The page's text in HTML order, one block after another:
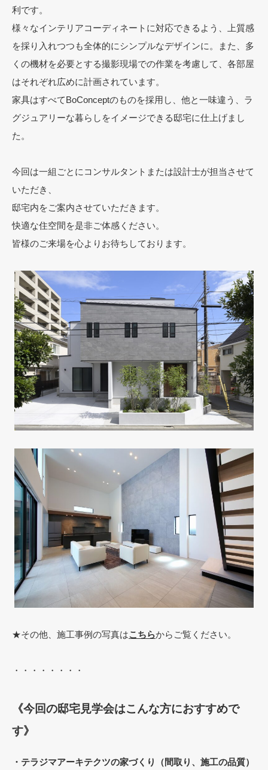
利です。
様々なインテリアコーディネートに対応できるよう、上質感
を採り入れつつも全体的にシンプルなデザインに。また、多
くの機材を必要とする撮影現場での作業を考慮して、各部屋
はそれぞれ広めに計画されています。
家具はすべてBoConceptのものを採用し、他と一味違う、ラ
グジュアリーな暮らしをイメージできる邸宅に仕上げまし
た。
今回は一組ごとにコンサルタントまたは設計士が担当させて
いただき、
邸宅内をご案内させていただきます。
快適な住空間を是非ご体感ください。
皆様のご来場を心よりお待ちしております。
★その他、施工事例の写真はこちらからご覧ください。
・・・・・・・・
《今回の邸宅見学会はこんな方におすすめで
す》
・テラジマアーキテクツの家づくり（間取り、施工の品質）